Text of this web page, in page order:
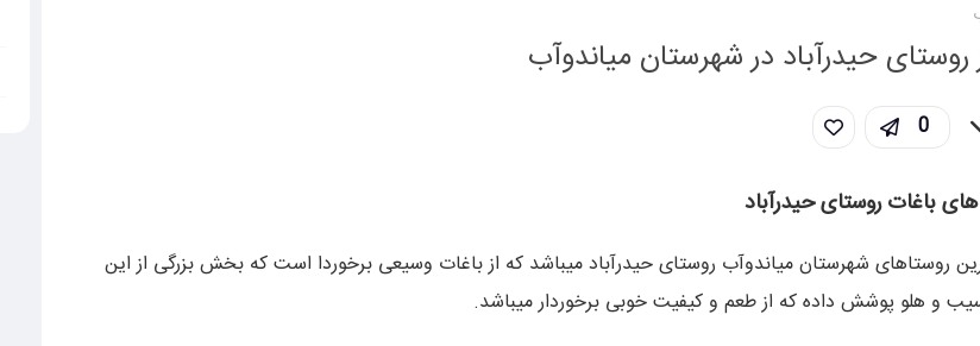
روستای حیدرآباد در شهرستان میاندوآب
0
های باغات روستای حیدرآباد
روستاهای شهرستان میاندوآب روستای حیدرآباد میباشد که از باغات وسیعی برخوردا است که بخش بزرگی از این
و هلو پوشش داده که از طعم و کیفیت خوبی برخوردار میباشد.